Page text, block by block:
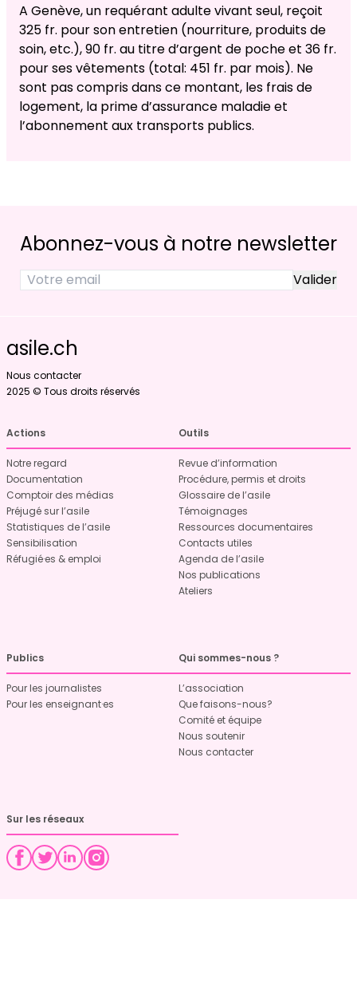
A Genève, un requérant adulte vivant seul, reçoit
325 fr. pour son entretien (nourriture, produits de
soin, etc.), 90 fr. au titre d’argent de poche et 36 fr.
pour ses vêtements (total: 451 fr. par mois). Ne
sont pas compris dans ce montant, les frais de
logement, la prime d’assurance maladie et
l’abonnement aux transports publics.
Abonnez-vous à notre newsletter
asile.ch
Nous contacter
2025 © Tous droits réservés
Actions
Notre regard
Documentation
Comptoir des médias
Préjugé sur l’asile
Statistiques de l’asile
Sensibilisation
Réfugié·es & emploi
Outils
Revue d’information
Procédure, permis et droits
Glossaire de l’asile
Témoignages
Ressources documentaires
Contacts utiles
Agenda de l’asile
Nos publications
Ateliers
Publics
Pour les journalistes
Pour les enseignant·es
Qui sommes-nous ?
L’association
Que faisons-nous?
Comité et équipe
Nous soutenir
Nous contacter
Sur les réseaux